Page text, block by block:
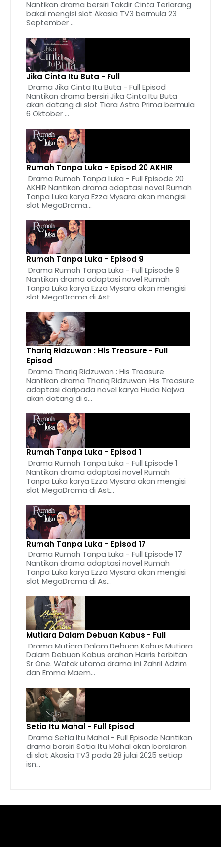
Nantikan drama bersiri Takdir Cinta Terlarang
bakal mengisi slot Akasia TV3 bermula 23
September ...
Jika Cinta Itu Buta - Full
Drama Jika Cinta Itu Buta - Full Episod
Nantikan drama bersiri Jika Cinta Itu Buta
akan datang di slot Tiara Astro Prima bermula
6 Oktober ...
Rumah Tanpa Luka - Episod 20 AKHIR
Drama Rumah Tanpa Luka - Full Episode 20
AKHIR Nantikan drama adaptasi novel Rumah
Tanpa Luka karya Ezza Mysara akan mengisi
slot MegaDrama...
Rumah Tanpa Luka - Episod 9
Drama Rumah Tanpa Luka - Full Episode 9
Nantikan drama adaptasi novel Rumah
Tanpa Luka karya Ezza Mysara akan mengisi
slot MegaDrama di Ast...
Thariq Ridzuwan : His Treasure - Full
Episod
Drama Thariq Ridzuwan : His Treasure
Nantikan drama Thariq Ridzuwan: His Treasure
adaptasi daripada novel karya Huda Najwa
akan datang di s...
Rumah Tanpa Luka - Episod 1
Drama Rumah Tanpa Luka - Full Episode 1
Nantikan drama adaptasi novel Rumah
Tanpa Luka karya Ezza Mysara akan mengisi
slot MegaDrama di Ast...
Rumah Tanpa Luka - Episod 17
Drama Rumah Tanpa Luka - Full Episode 17
Nantikan drama adaptasi novel Rumah
Tanpa Luka karya Ezza Mysara akan mengisi
slot MegaDrama di As...
Mutiara Dalam Debuan Kabus - Full
Drama Mutiara Dalam Debuan Kabus Mutiara
Dalam Debuan Kabus arahan Harris terbitan
Sr One. Watak utama drama ini Zahril Adzim
dan Emma Maem...
Setia Itu Mahal - Full Episod
Drama Setia Itu Mahal - Full Episode Nantikan
drama bersiri Setia Itu Mahal akan bersiaran
di slot Akasia TV3 pada 28 julai 2025 setiap
isn...